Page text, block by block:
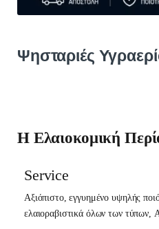
Ψησταριές
H Ελαιοκομική
Service
Αξιόπιστο, εγγυημένο υψηλής
ελαιοραβιστικά όλων των